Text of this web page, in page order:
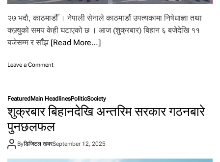
ट
र
रू
को
२७ भदाै, काठमाडौँ । नेपाली सेनाले काठमाडौं उपत्यकामा निषेधाज्ञा तथा
कफ्र्युको समय केही घटाएको छ । आज (शुक्रबार) बिहान ६ बजेदेखि ११
बजेसम्म र साँझ [Read More…]
Leave a Commento
दि
उँ
को
म
य
Featured Main HeadlinesPoliticSociety
शुक्रबार बिहानदेखि अन्तरिम सरकार गठनबारे
पुनछलफल
Byडिजिटल खबरSeptember 12, 2025